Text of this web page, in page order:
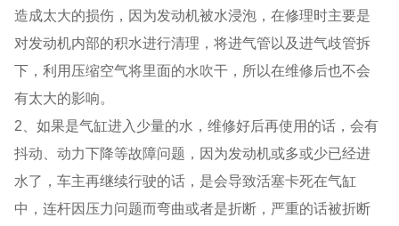
造成太大的损伤，因为发动机被水浸泡，在修理时主要是
对发动机内部的积水进行清理，将进气管以及进气歧管拆
下，利用压缩空气将里面的水吹干，所以在维修后也不会
有太大的影响。
2、如果是气缸进入少量的水，维修好后再使用的话，会有
抖动、动力下降等故障问题，因为发动机或多或少已经进
水了，车主再继续行驶的话，是会导致活塞卡死在气缸
中，连杆因压力问题而弯曲或者是折断，严重的话被折断